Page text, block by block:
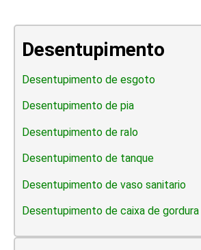
Desentupimento
Desentupimento de esgoto
Desentupimento de pia
Desentupimento de ralo
Desentupimento de tanque
Desentupimento de vaso sanitario
Desentupimento de caixa de gordura